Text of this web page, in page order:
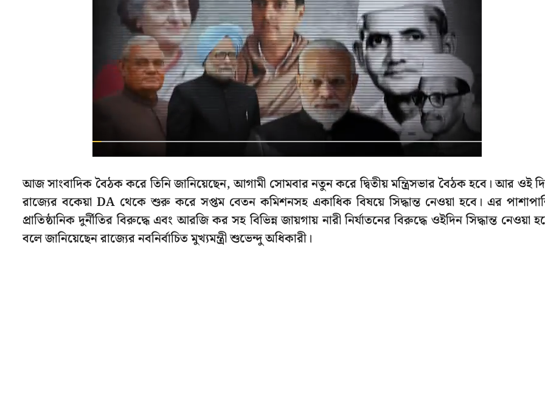
আজ সাংবাদিক বৈঠক করে তিনি জানিয়েছেন, আগামী সোমবার নতুন করে দ্বিতীয় মন্ত্রিসভার বৈঠক হবে। আর ওই
রাজ্যের বকেয়া DA থেকে শুরু করে সপ্তম বেতন কমিশনসহ একাধিক বিষয়ে সিদ্ধান্ত নেওয়া হবে। এর
প্রাতিষ্ঠানিক দুর্নীতির বিরুদ্ধে এবং আরজি কর সহ বিভিন্ন জায়গায় নারী নির্যাতনের বিরুদ্ধে ওইদিন সিদ্ধান্ত নেওয়া
বলে জানিয়েছেন রাজ্যের নবনির্বাচিত মুখ্যমন্ত্রী শুভেন্দু অধিকারী।